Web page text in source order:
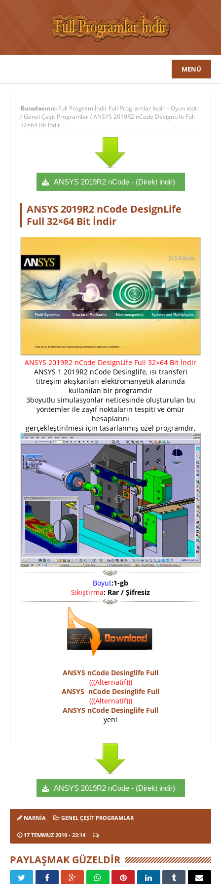
MENÜ
Buradasınız: Full Program İndir Full Programlar İndir – Oyun indir
/Genel Çeşit Programlar/ANSYS 2019R2 nCode DesignLife Full
32×64 Bit İndir
ANSYS 2019R2 nCode - (Direkt indir)
ANSYS 2019R2 nCode DesignLife
Full 32×64 Bit İndir
ANSYS 2019R2 nCode DesignLife Full 32×64 Bit İndir
ANSYS 1 2019R2 nCode Desinglife, ısı transferi
titreşim akışkanları elektromanyetik alanında
kullanılan bir programdır
3boyutlu simulasyonlar neticesinde oluşturulan bu
yöntemler ile zayıf noktaların tespiti ve ömür
hesaplarını
gerçekleştirilmesi için tasarlanmış özel programdır,
Boyut:1-gb
Sıkıştırma: Rar / Şifresiz
ANSYS nCode Desinglife Full
(((Alternatif)))
ANSYS nCode Desinglife Full
(((Alternatif)))
ANSYS nCode Desinglife Full
yeni
ANSYS 2019R2 nCode - (Direkt indir)
NARNIA GENEL ÇEŞIT PROGRAMLAR
17 TEMMUZ 2019 - 22:14
PAYLAŞMAK GÜZELDIR